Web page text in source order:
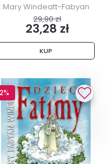
Mary Windeatt-Fabyan
29,90 zł
23,28 zł
KUP